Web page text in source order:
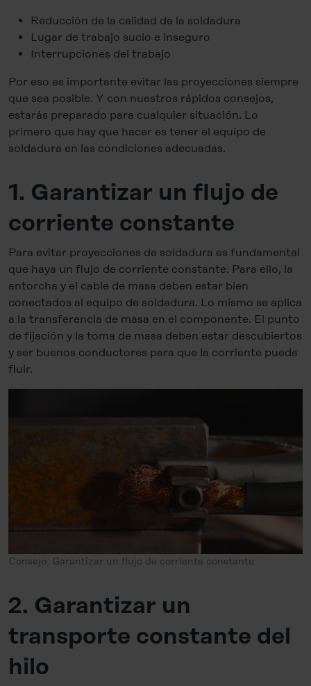
Reducción de la calidad de la soldadura
Lugar de trabajo sucio e inseguro
Interrupciones del trabajo
Por eso es importante evitar las proyecciones siempre
que sea posible. Y con nuestros rápidos consejos,
estarás preparado para cualquier situación. Lo
primero que hay que hacer es tener el equipo de
soldadura en las condiciones adecuadas.
1. Garantizar un flujo de
corriente constante
Para evitar proyecciones de soldadura es fundamental
que haya un flujo de corriente constante. Para ello, la
antorcha y el cable de masa deben estar bien
conectados al equipo de soldadura. Lo mismo se aplica
a la transferencia de masa en el componente. El punto
de fijación y la toma de masa deben estar descubiertos
y ser buenos conductores para que la corriente pueda
fluir.
Consejo: Garantizar un flujo de corriente constante
2. Garantizar un
transporte constante del
hilo